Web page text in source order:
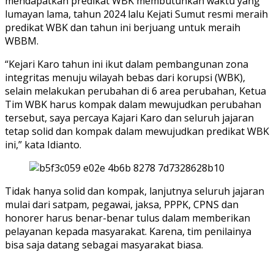
lumayan lama, tahun 2024 lalu Kejati Sumut resmi meraih
predikat WBK dan tahun ini berjuang untuk meraih
WBBM.
“Kejari Karo tahun ini ikut dalam pembangunan zona
integritas menuju wilayah bebas dari korupsi (WBK),
selain melakukan perubahan di 6 area perubahan, Ketua
Tim WBK harus kompak dalam mewujudkan perubahan
tersebut, saya percaya Kajari Karo dan seluruh jajaran
tetap solid dan kompak dalam mewujudkan predikat WBK
ini,” kata Idianto.
Tidak hanya solid dan kompak, lanjutnya seluruh jajaran
mulai dari satpam, pegawai, jaksa, PPPK, CPNS dan
honorer harus benar-benar tulus dalam memberikan
pelayanan kepada masyarakat. Karena, tim penilainya
bisa saja datang sebagai masyarakat biasa.